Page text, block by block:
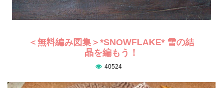
＜無料編み図集＞*SNOWFLAKE* 雪の結
晶を編もう！
40524